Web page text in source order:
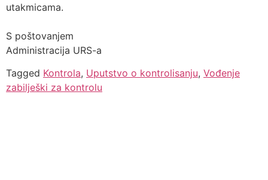
utakmicama.
S poštovanjem
Administracija URS-a
Tagged Kontrola, Uputstvo o kontrolisanju, Vođenje
zabilješki za kontrolu